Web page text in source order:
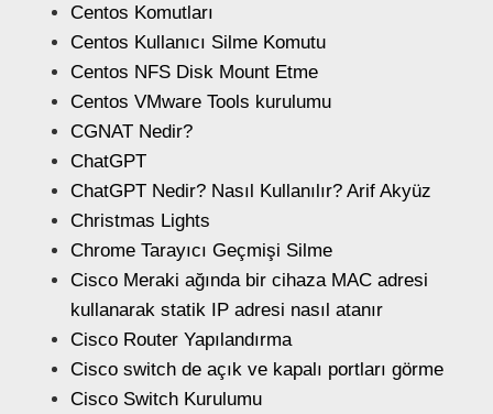
Centos Komutları
Centos Kullanıcı Silme Komutu
Centos NFS Disk Mount Etme
Centos VMware Tools kurulumu
CGNAT Nedir?
ChatGPT
ChatGPT Nedir? Nasıl Kullanılır? Arif Akyüz
Christmas Lights
Chrome Tarayıcı Geçmişi Silme
Cisco Meraki ağında bir cihaza MAC adresi
kullanarak statik IP adresi nasıl atanır
Cisco Router Yapılandırma
Cisco switch de açık ve kapalı portları görme
Cisco Switch Kurulumu